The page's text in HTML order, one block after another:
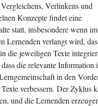
Verlinkens und
Konzepte findet eine
statt, insbesondere wenn im
Lernenden verlangt wird,
die jeweiligen Texte
die relevante Information
in den
verbessern. Der Zyklus
und die Lernenden